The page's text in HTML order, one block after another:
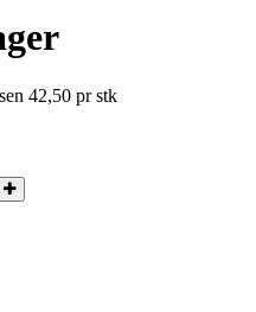
42,50 pr stk